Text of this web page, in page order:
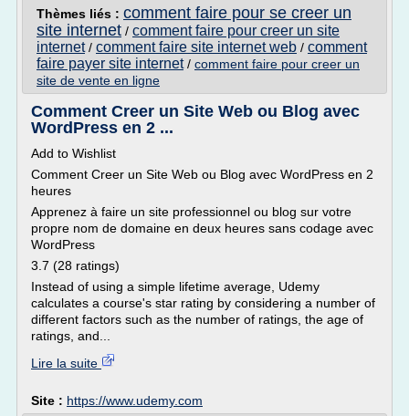
Thèmes liés : comment faire pour se creer un
site internet / comment faire pour creer un site
internet/ comment faire site internet web / comment
faire payer site internet/ comment faire pour creer un
site de vente en ligne
Comment Creer un Site Web ou Blog avec
WordPress en 2 ...
Add to Wishlist
Comment Creer un Site Web ou Blog avec WordPress en 2
heures
Apprenez à faire un site professionnel ou blog sur votre
propre nom de domaine en deux heures sans codage avec
WordPress
3.7 (28 ratings)
Instead of using a simple lifetime average, Udemy
calculates a course's star rating by considering a number of
different factors such as the number of ratings, the age of
ratings, and...
Lire la suite
Site : https://www.udemy.com